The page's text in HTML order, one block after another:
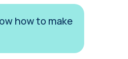
how to make